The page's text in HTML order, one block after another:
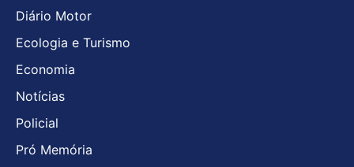
Diário Motor
Ecologia e Turismo
Economia
Notícias
Policial
Pró Memória